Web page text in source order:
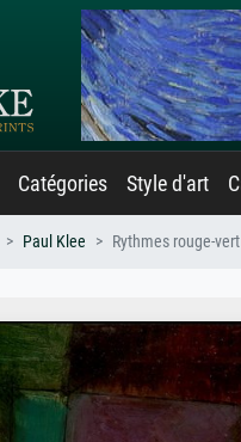
Catégories Style d'art
Paul Klee Rythmes rouge-